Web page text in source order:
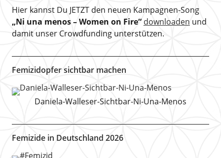
Hier kannst Du JETZT den neuen Kampagnen-Song
„Ni una menos – Women on Fire“ downloaden und
damit unser Crowdfunding unterstützen.
Femizidopfer sichtbar machen
Daniela-Walleser-Sichtbar-Ni-Una-Menos
Femizide in Deutschland 2026